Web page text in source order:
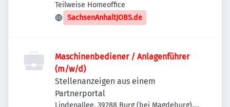
Deutschland
Teilweise Homeoffice
SachsenAnhaltJOBS.de
Maschinenbediener / Anlagenführer
(m/w/d)
Stellenanzeigen aus einem
Partnerportal
Lindenallee, 39288 Burg (bei Magdeburg),